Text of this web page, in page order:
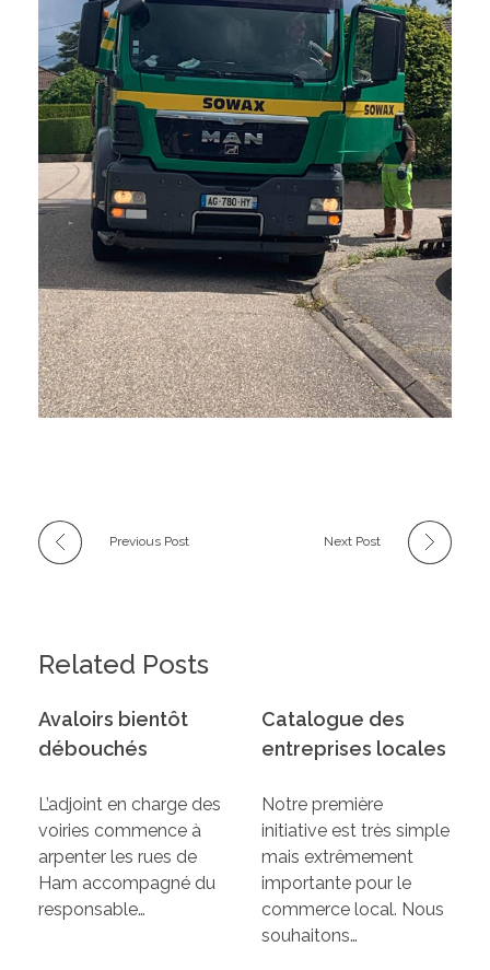
Previous Post Next Post
Related Posts
Avaloirs bientôt
débouchés
L’adjoint en charge des
voiries commence à
arpenter les rues de
Ham accompagné du
responsable…
Catalogue des
entreprises locales
Notre première
initiative est très simple
mais extrêmement
importante pour le
commerce local. Nous
souhaitons…